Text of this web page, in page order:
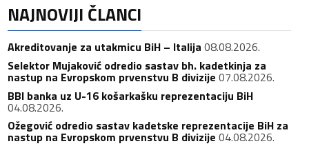
NAJNOVIJI ČLANCI
Akreditovanje za utakmicu BiH – Italija 08.08.2026.
Selektor Mujaković odredio sastav bh. kadetkinja za
nastup na Evropskom prvenstvu B divizije 07.08.2026.
BBI banka uz U-16 košarkašku reprezentaciju BiH
04.08.2026.
Ožegović odredio sastav kadetske reprezentacije BiH za
nastup na Evropskom prvenstvu B divizije 04.08.2026.